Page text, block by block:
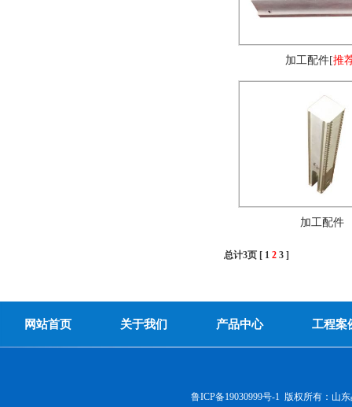
加工配件[推
加工配件
总计3页 [ 1 2 3 ]
网站首页 关于我们 产品中心 工程案
鲁ICP备19030999号-1 版权所有： 山